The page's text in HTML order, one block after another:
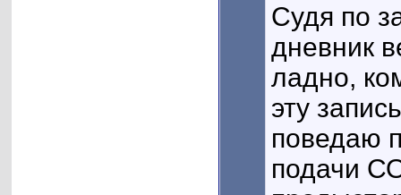
Судя по
дневник
ладно,
эту
поведаю
подачи